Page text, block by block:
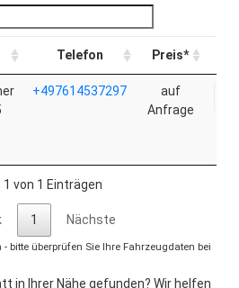
Telefon Preis*
+497614537297
auf
Anfrage
1 von 1 Einträgen
1 Nächste
bitte überprüfen Sie Ihre Fahrzeugdaten bei
in Ihrer Nähe gefunden? Wir helfen